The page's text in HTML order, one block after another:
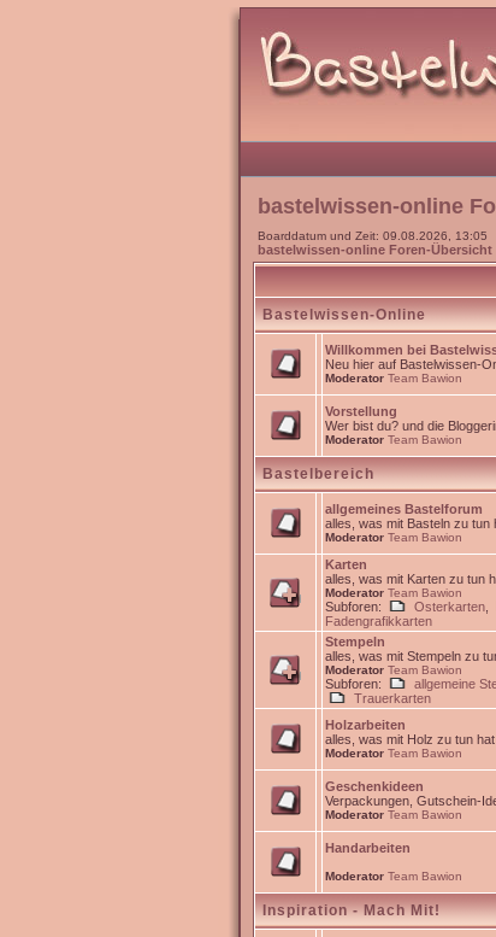
bastelwissen-online
Boarddatum und Zeit: 09.08.2026, 13:05
bastelwissen-online Foren-Übersicht
Bastelwissen-Online
Willkommen bei
Neu hier auf Bastelwissen-
Moderator Team Bawion
Vorstellung
Wer bist du? und die
Moderator Team Bawion
Bastelbereich
allgemeines Bastelforum
alles, was mit Basteln zu tun
Moderator Team Bawion
Karten
alles, was mit Karten zu tun
Moderator Team Bawion
Subforen: Osterkarten
Fadengrafikkarten
Stempeln
alles, was mit Stempeln zu
Moderator Team Bawion
Subforen: allgemeine
Trauerkarten
Holzarbeiten
alles, was mit Holz zu tun hat
Moderator Team Bawion
Geschenkideen
Verpackungen, Gutschein-
Moderator Team Bawion
Handarbeiten
Moderator Team Bawion
Inspiration - Mach Mit!